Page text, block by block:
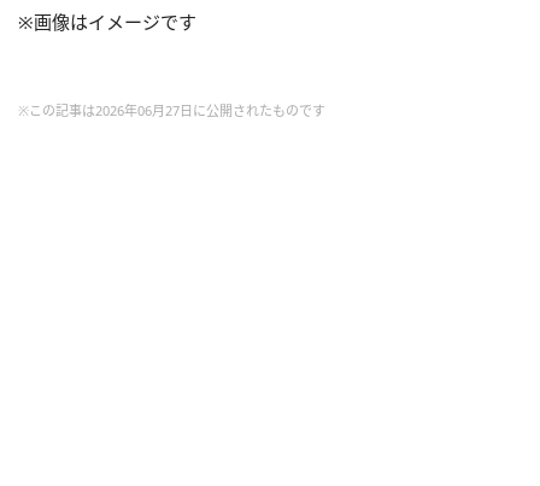
※画像はイメージです
※この記事は2026年06月27日に公開されたものです